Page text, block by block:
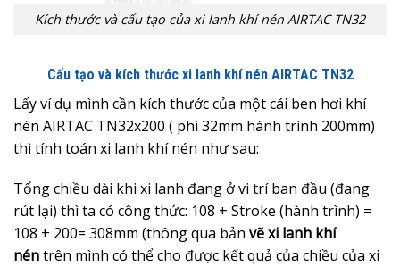
Kích thước và cấu tạo của xi lanh khí nén AIRTAC TN32
Cấu tạo và kích thước xi lanh khí nén AIRTAC TN32
Lấy ví dụ mình cần kích thước của một cái ben hơi khí
nén AIRTAC TN32x200 ( phi 32mm hành trình 200mm)
thì tính toán xi lanh khí nén như sau:
Tổng chiều dài khi xi lanh đang ở vi trí ban đầu (đang
rút lại) thì ta có công thức: 108 + Stroke (hành trình) =
108 + 200= 308mm (thông qua bản vẽ xi lanh khí
néntrên mình có thể cho được kết quả của chiều của xi